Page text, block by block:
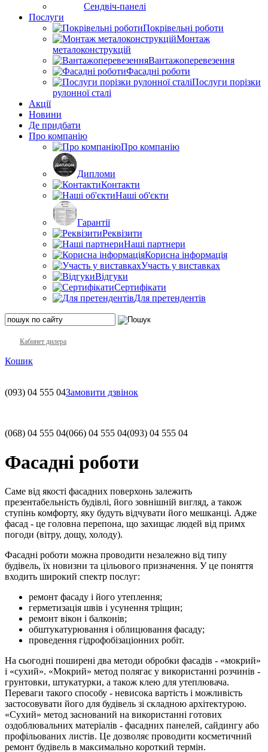
Сендвіч-панелі
Послуги
Покрівельні роботи
Монтаж
металоконструкцій
Вантажоперевезення
Фасадні роботи
Послуги порізки
рулонної сталі
Акції
Новини
Де придбати
Про компанію
Про компанію
Дипломи
Контакти
Наші об'єкти
Гарантії
Реквізити
Наші партнери
Корисна інформація
Участь у виставках
Відгуки
Сертифікати
Для претендентів
Кабинет дилера
Кошик
(093) 04 555 04Замовити дзвінок
(068) 04 555 04(066) 04 555 04(093) 04 555 04
Фасадні роботи
Саме від якості фасадних поверхонь залежить
презентабельність будівлі, його зовнішній вигляд, а також
ступінь комфорту, яку будуть відчувати його мешканці. Адже
фасад - це головна перепона, що захищає людей від примх
погоди (вітру, дощу, холоду).
Фасадні роботи можна проводити незалежно від типу
будівель, їх новизни та цільового призначення. У це поняття
входить широкий спектр послуг:
ремонт фасаду і його утеплення;
герметизація швів і усунення тріщин;
ремонт вікон і балконів;
обштукатурювання і облицювання фасаду;
проведення гідрофобізаціонних робіт.
На сьогодні поширені два методи обробки фасадів - «мокрий»
і «сухий». «Мокрий» метод полягає у використанні розчинів -
грунтовки, штукатурки, а також клею для утеплювача.
Переваги такого способу - невисока вартість і можливість
застосовувати його для будівель зі складною архітектурою.
«Сухий» метод заснований на використанні готових
оздоблювальних матеріалів - фасадних панелей, сайдингу або
профільованих листів. Це дозволяє проводити косметичний
ремонт будівель в максимально короткий термін.